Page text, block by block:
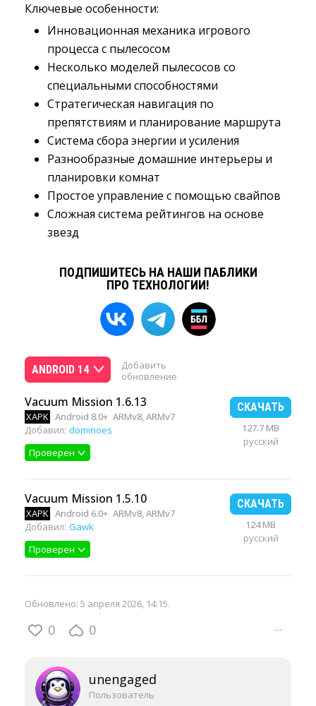
Ключевые особенности:
Инновационная механика игрового
процесса с пылесосом
Несколько моделей пылесосов со
специальными способностями
Стратегическая навигация по
препятствиям и планирование маршрута
Система сбора энергии и усиления
Разнообразные домашние интерьеры и
планировки комнат
Простое управление с помощью свайпов
Сложная система рейтингов на основе
звезд
ПОДПИШИТЕСЬ НА НАШИ ПАБЛИКИ
ПРО ТЕХНОЛОГИИ!
ANDROID 14
Добавить
обновление
Vacuum Mission 1.6.13
XAPK Android 8.0+ ARMv8, ARMv7
Добавил: dominoes
Проверен
СКАЧАТЬ
127.7 MB
русский
Vacuum Mission 1.5.10
XAPK Android 6.0+ ARMv8, ARMv7
Добавил: Gawk
Проверен
СКАЧАТЬ
124 MB
русский
Обновлено: 5 апреля 2026, 14:15.
0 0 ···
unengaged
Пользователь